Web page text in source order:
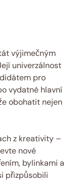
výjimečným
univerzálnost
pro
vydatné hlavní
obohatit nejen
z kreativity –
nové
bylinkami a
přizpůsobili